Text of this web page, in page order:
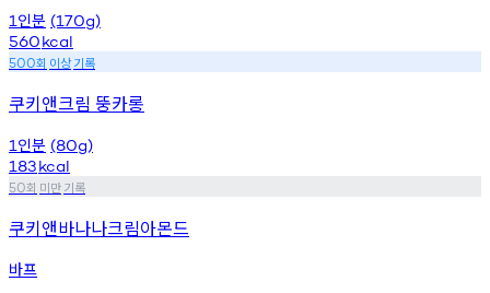
1 인분 (170g)
560kcal
500회 이상기록
쿠키앤크림 뚱카롱
1 인분 (80g)
183kcal
50회 미만기록
쿠키앤바나나크림아몬드
바프